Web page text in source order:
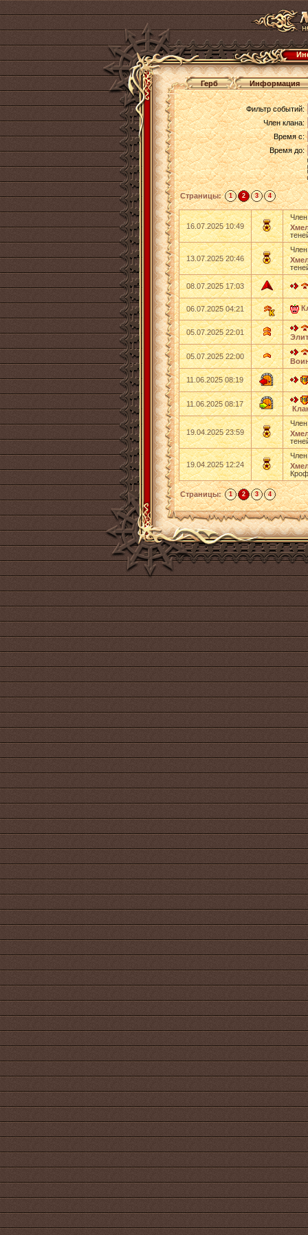
Герб Информация
Фильтр событий:
Член клана:
Время с:
Время до:
Страницы: 1 2 3 4
16.07.2025 10:49
13.07.2025 20:46
08.07.2025 17:03
06.07.2025 04:21
05.07.2025 22:01
05.07.2025 22:00
11.06.2025 08:19
11.06.2025 08:17
19.04.2025 23:59
19.04.2025 12:24
Страницы: 1 2 3 4